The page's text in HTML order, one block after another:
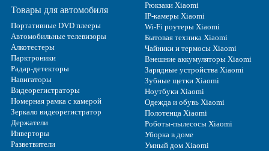
Товары для автомобиля
Портативные DVD плееры
Автомобильные телевизоры
Алкотестеры
Парктроники
Радар-детекторы
Навигаторы
Видеорегистраторы
Номерная рамка с камерой
Зеркало видеорегистратор
Держатели
Инверторы
Разветвители
Рюкзаки Xiaomi
IP-камеры Xiaomi
Wi-Fi роутеры Xiaomi
Бытовая техника Xiaomi
Чайники и термосы Xiaomi
Внешние аккумуляторы Xiaomi
Зарядные устройства Xiaomi
Зубные щетки Xiaomi
Ноутбуки Xiaomi
Одежда и обувь Xiaomi
Полотенца Xiaomi
Роботы-пылесосы Xiaomi
Уборка в доме
Умный дом Xiaomi